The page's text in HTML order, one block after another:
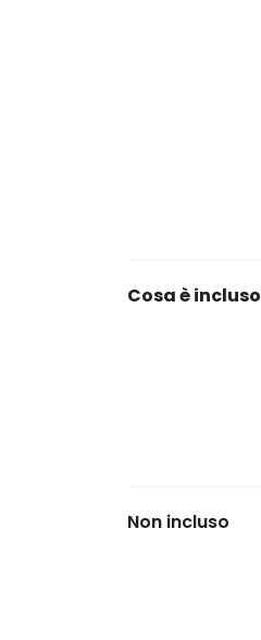
Cosa è incluso
Non incluso